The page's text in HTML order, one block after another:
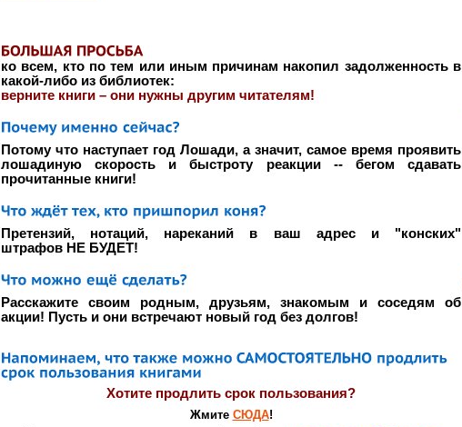
ко всем, кто по тем или иным причинам накопил задолженность в
какой-либо из библиотек:
верните книги – они нужны другим читателям!
Потому что наступает год Лошади, а значит, самое время проявить
лошадиную скорость и быстроту реакции -- бегом сдавать
прочитанные книги!
Претензий, нотаций, нареканий в ваш адрес и "конских"
штрафов НЕ БУДЕТ!
Расскажите своим родным, друзьям, знакомым и соседям об
акции! Пусть и они встречают новый год без долгов!
Хотите продлить срок пользования?
Жмите СЮДА!